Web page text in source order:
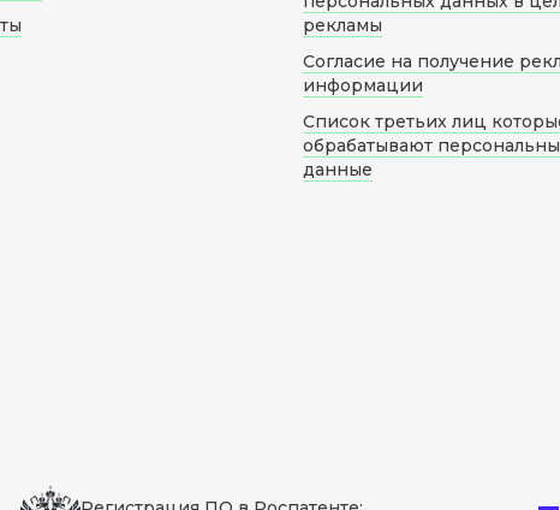
рекламы
Согласие на получение
информации
Список третьих лиц
обрабатывают
данные